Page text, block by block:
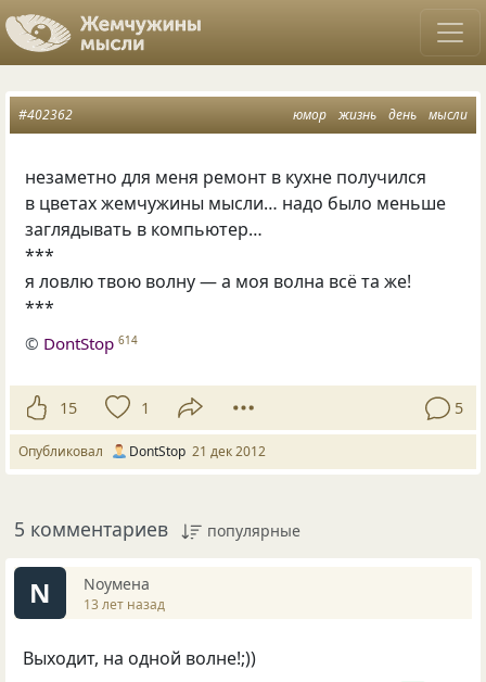
юмор жизнь день мысли
#402362
незаметно для меня ремонт в кухне получился
в цветах жемчужины мысли… надо было меньше
заглядывать в компьютер…
***
я ловлю твою волну — а моя волна всё та же!
***
© DontStop 614
15 1 5
Опубликовал DontStop 21 дек 2012
5 комментариев популярные
N Nоумена
13 лет назад
Выходит, на одной волне!;))